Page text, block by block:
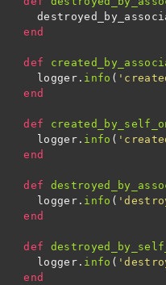
end
def
logger . info (
end
def
logger . info (
end
def
logger . info (
end
def
logger . info (
end